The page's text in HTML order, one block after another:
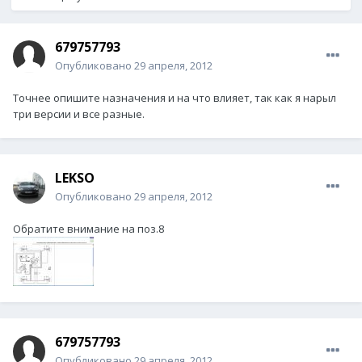
679757793
Опубликовано 29 апреля, 2012
Точнее опишите назначения и на что влияет, так как я нарыл
три версии и все разные.
LEKSO
Опубликовано 29 апреля, 2012
Обратите внимание на поз.8
679757793